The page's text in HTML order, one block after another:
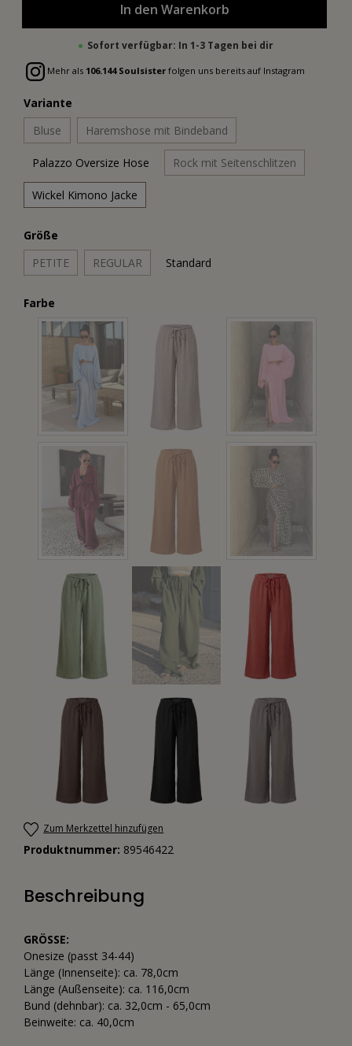
In den Warenkorb
Sofort verfügbar: In 1-3 Tagen bei dir
Mehr als 106.144 Soulsisterfolgen uns bereits auf Instagram
Variante
Bluse
Haremshose mit Bindeband
Palazzo Oversize Hose Rock mit Seitenschlitzen
Wickel Kimono Jacke
Größe
PETITE
REGULAR Standard
Farbe
Zum Merkzettel hinzufügen
Produktnummer: 89546422
Beschreibung
GRÖSSE:
Onesize (passt 34-44)
Länge (Innenseite): ca. 78,0cm
Länge (Außenseite): ca. 116,0cm
Bund (dehnbar): ca. 32,0cm - 65,0cm
Beinweite: ca. 40,0cm